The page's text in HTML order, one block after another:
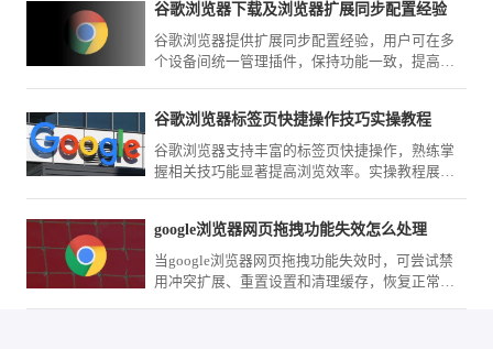
谷歌浏览器下载及浏览器扩展同步配置经验
谷歌浏览器提供扩展同步配置经验，用户可在多
个设备间统一管理插件，保持功能一致，提高浏
谷歌浏览器标签页快捷操作技巧实操教程
谷歌浏览器支持丰富的标签页快捷操作，熟练掌
握相关技巧能显著提高浏览效率。实操教程展示
google浏览器网页拖拽功能失效怎么处理
当google浏览器网页拖拽功能失效时，可尝试禁
用冲突扩展、重置设置和清理缓存，恢复正常交